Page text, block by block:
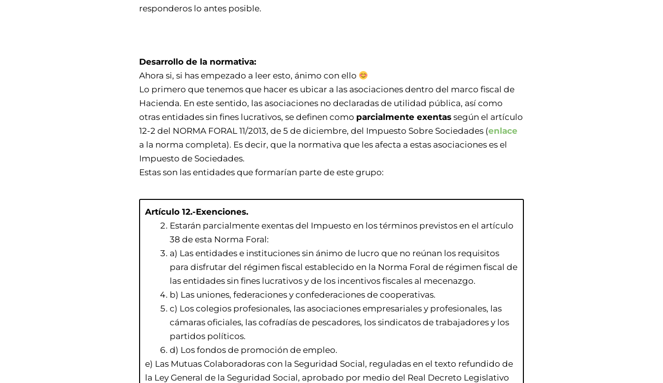
responderos lo antes posible.
Desarrollo de la normativa:
Ahora si, si has empezado a leer esto, ánimo con ello
Lo primero que tenemos que hacer es ubicar a las asociaciones dentro del marco fiscal de
Hacienda. En este sentido, las asociaciones no declaradas de utilidad pública, así como
otras entidades sin fines lucrativos, se definen como parcialmente exentas según el artículo
12-2 del NORMA FORAL 11/2013, de 5 de diciembre, del Impuesto Sobre Sociedades (enlace
a la norma completa). Es decir, que la normativa que les afecta a estas asociaciones es el
Impuesto de Sociedades.
Estas son las entidades que formarían parte de este grupo:
Artículo 12.-Exenciones.
Estarán parcialmente exentas del Impuesto en los términos previstos en el artículo
38 de esta Norma Foral:
a) Las entidades e instituciones sin ánimo de lucro que no reúnan los requisitos
para disfrutar del régimen fiscal establecido en la Norma Foral de régimen fiscal de
las entidades sin fines lucrativos y de los incentivos fiscales al mecenazgo.
b) Las uniones, federaciones y confederaciones de cooperativas.
c) Los colegios profesionales, las asociaciones empresariales y profesionales, las
cámaras oficiales, las cofradías de pescadores, los sindicatos de trabajadores y los
partidos políticos.
d) Los fondos de promoción de empleo.
e) Las Mutuas Colaboradoras con la Seguridad Social, reguladas en el texto refundido de
la Ley General de la Seguridad Social, aprobado por medio del Real Decreto Legislativo